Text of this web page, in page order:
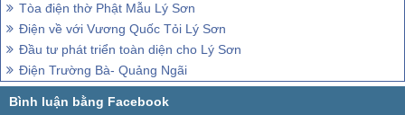
Tòa điện thờ Phật Mẫu Lý Sơn
Điện về với Vương Quốc Tỏi Lý Sơn
Đầu tư phát triển toàn diện cho Lý Sơn
Điện Trường Bà- Quảng Ngãi